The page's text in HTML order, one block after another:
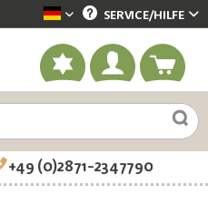
Dekotopia deutsch
SERVICE/HILFE
+49 (0)2871-2347790